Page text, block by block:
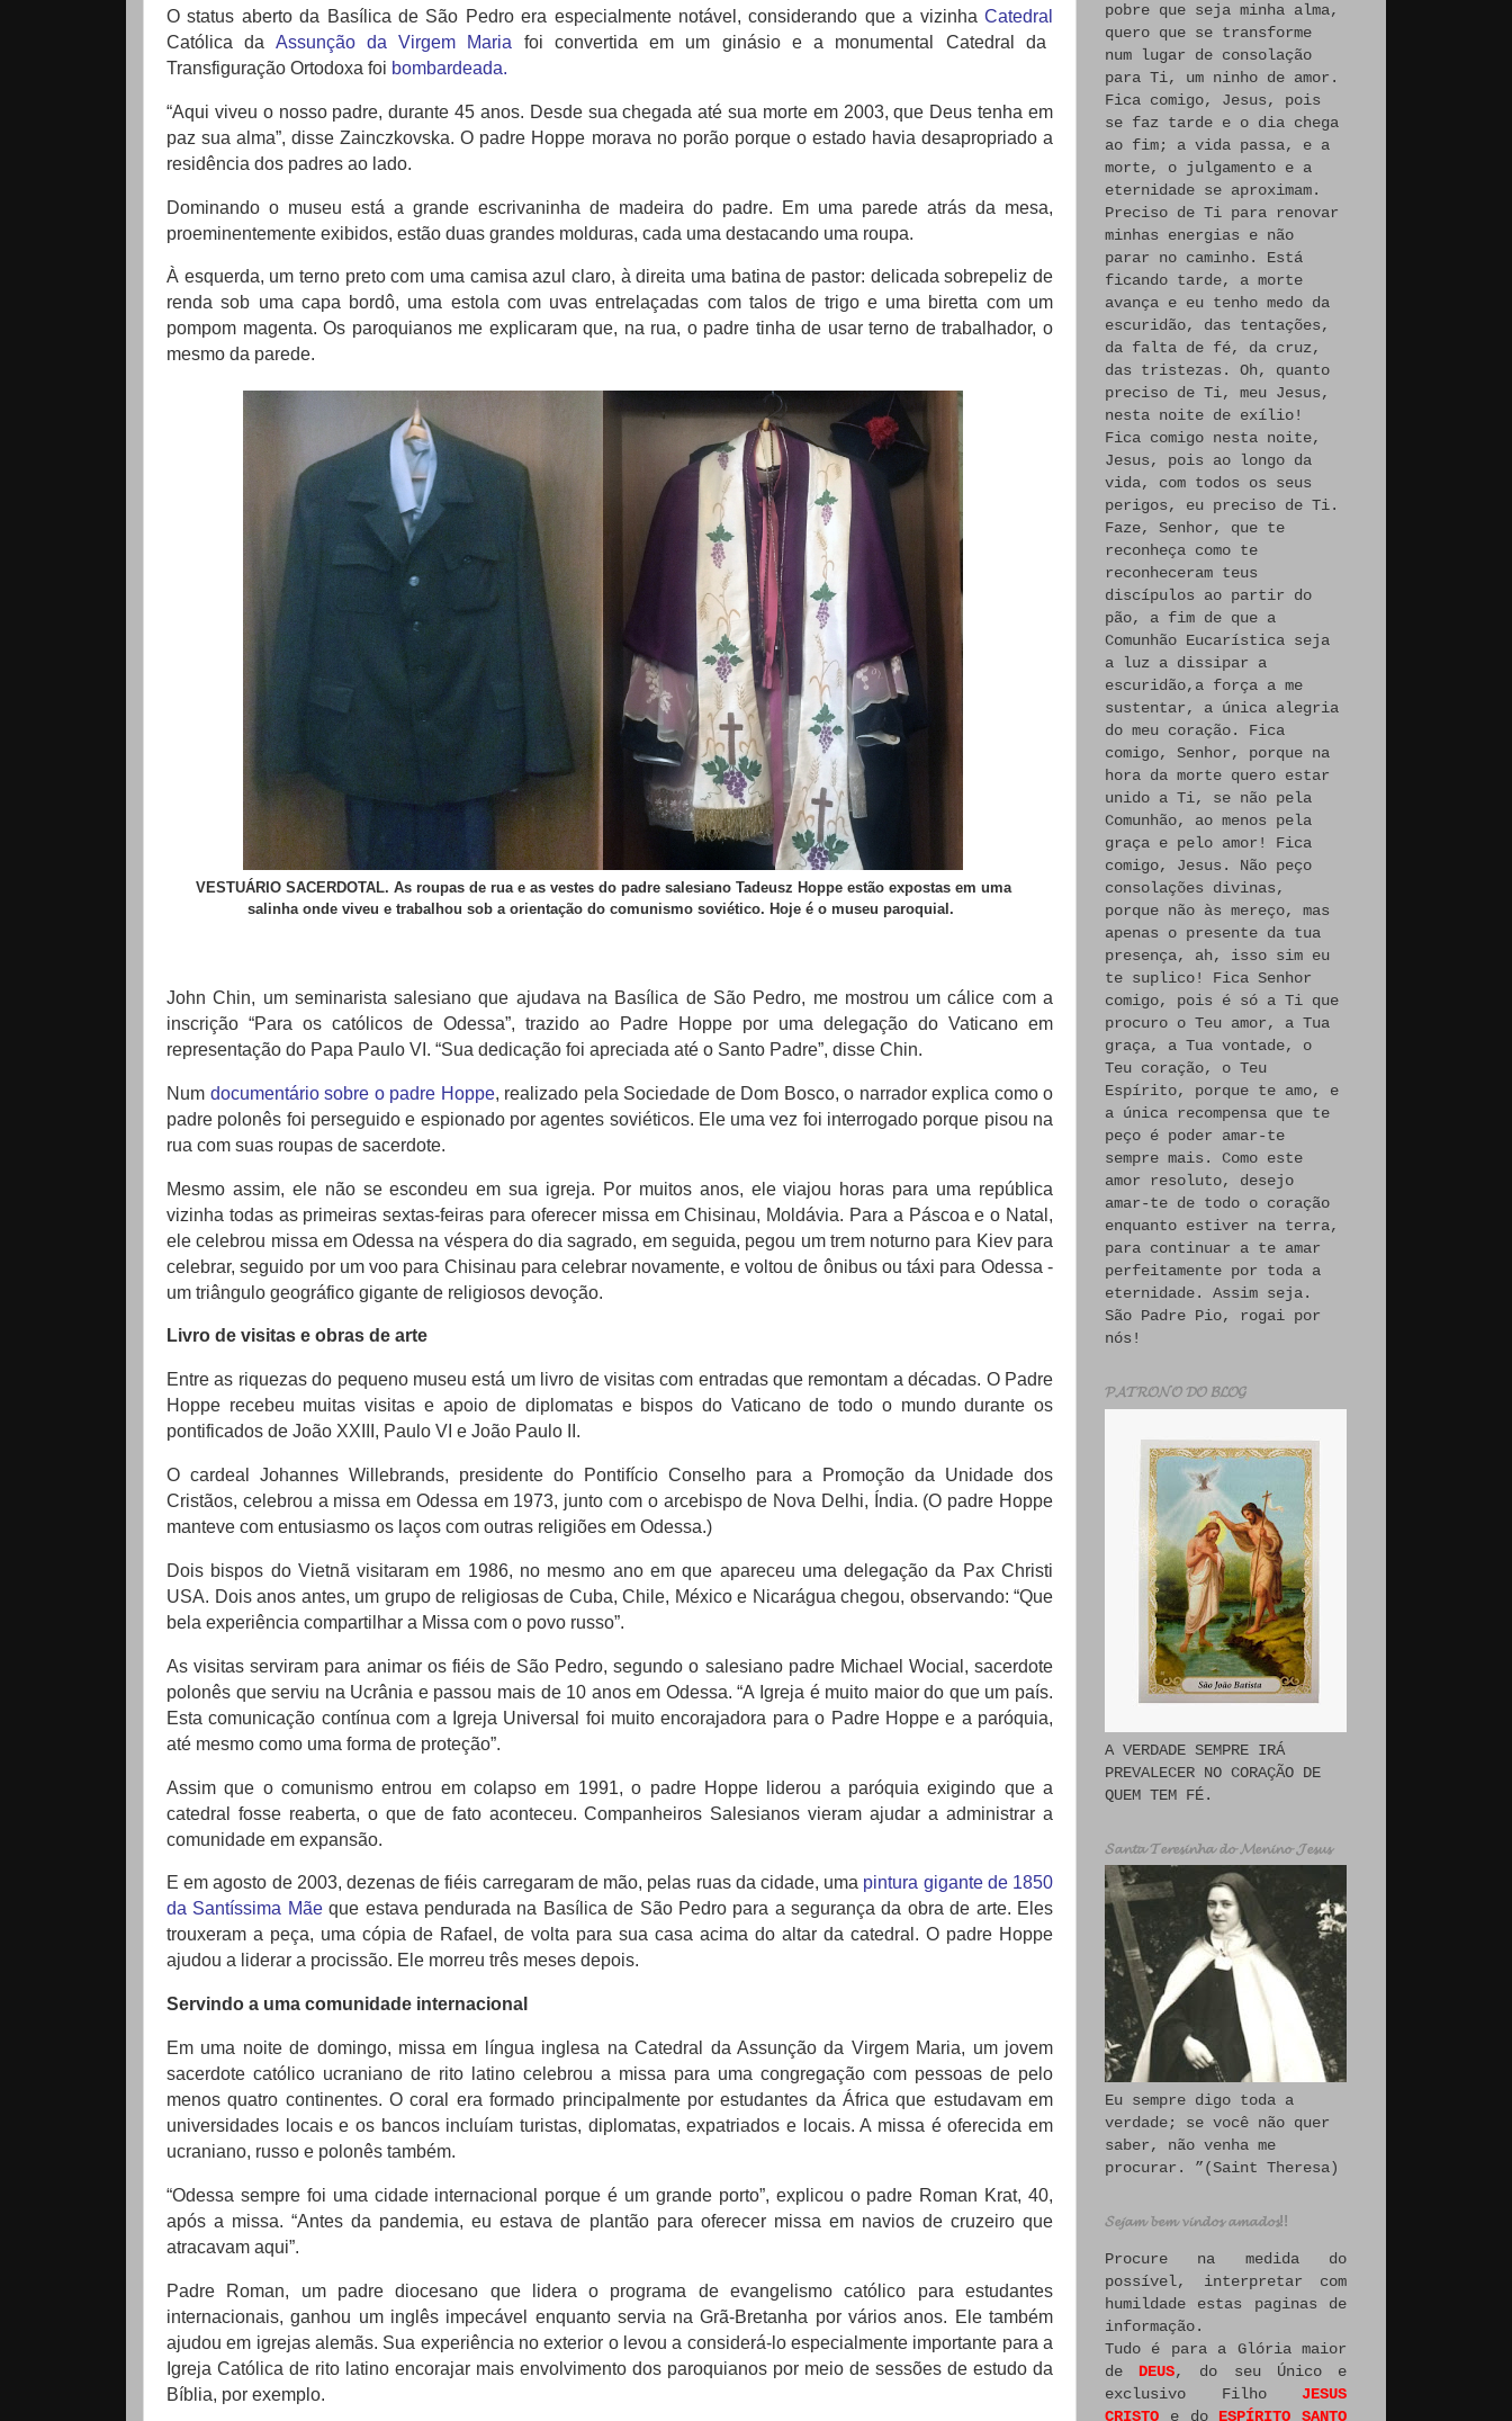
O status aberto da Basílica de São Pedro era especialmente notável, considerando que a vizinha Catedral
Católica da Assunção da Virgem Maria foi convertida em um ginásio e a monumental Catedral da
Transfiguração Ortodoxa foi bombardeada.
“Aqui viveu o nosso padre, durante 45 anos. Desde sua chegada até sua morte em 2003, que Deus tenha em
paz sua alma”, disse Zainczkovska.O padre Hoppe morava no porão porque o estado havia desapropriado a
residência dos padres ao lado.
Dominando o museu está a grande escrivaninha de madeira do padre.
Em uma parede atrás da mesa,
proeminentemente exibidos, estão duas grandes molduras, cada uma destacando uma roupa.
À esquerda, um terno preto com uma camisa azul claro, à direita uma batina de pastor: delicada sobrepeliz de
renda sob uma capa bordô, uma estola com uvas entrelaçadas com talos de trigo e uma biretta com um
pompom magenta.Os paroquianos me explicaram que, na rua, o padre tinha de usar terno de trabalhador, o
mesmo da parede.
VESTUÁRIO SACERDOTAL. As roupas de rua e as vestes do padre salesiano Tadeusz Hoppe estão expostas em uma
salinha onde viveu e trabalhou sob a orientação do comunismo soviético. Hoje é o museu paroquial.
John Chin, um seminarista salesiano que ajudava na Basílica de São Pedro, me mostrou um cálice com a
inscrição “Para os católicos de Odessa”, trazido ao Padre Hoppe por uma delegação do Vaticano em
representação do Papa Paulo VI. “Sua dedicação foi apreciada até o Santo Padre”, disse Chin.
Num documentário sobre o padre Hoppe, realizado pela Sociedade de Dom Bosco, o narrador explica como o
padre polonês foi perseguido e espionado por agentes soviéticos. Ele uma vez foi interrogado porque pisou na
rua com suas roupas de sacerdote.
Mesmo assim, ele não se escondeu em sua igreja. Por muitos anos, ele viajou horas para uma república
vizinha todas as primeiras sextas-feiras para oferecer missa em Chisinau, Moldávia. Para a Páscoa e o Natal,
ele celebrou missa em Odessa na véspera do dia sagrado, em seguida, pegou um trem noturno para Kiev para
celebrar, seguido por um voo para Chisinau para celebrar novamente, e voltou de ônibus ou táxi para Odessa -
um triângulo geográfico gigante de religiosos devoção.
Livro de visitas e obras de arte
Entre as riquezas do pequeno museu está um livro de visitas com entradas que remontam a décadas. O Padre
Hoppe recebeu muitas visitas e apoio de diplomatas e bispos do Vaticano de todo o mundo durante os
pontificados de João XXIII, Paulo VI e João Paulo II.
O cardeal Johannes Willebrands, presidente do Pontifício Conselho para a Promoção da Unidade dos
Cristãos, celebrou a missa em Odessa em 1973, junto com o arcebispo de Nova Delhi, Índia. (O padre Hoppe
manteve com entusiasmo os laços com outras religiões em Odessa.)
Dois bispos do Vietnã visitaram em 1986, no mesmo ano em que apareceu uma delegação da Pax Christi
USA. Dois anos antes, um grupo de religiosas de Cuba, Chile, México e Nicarágua chegou, observando: “Que
bela experiência compartilhar a Missa com o povo russo”.
As visitas serviram para animar os fiéis de São Pedro, segundo o salesiano padre Michael Wocial, sacerdote
polonês que serviu na Ucrânia e passou mais de 10 anos em Odessa.“A Igreja é muito maior do que um país.
Esta comunicação contínua com a Igreja Universal foi muito encorajadora para o Padre Hoppe e a paróquia,
até mesmo como uma forma de proteção”.
Assim que o comunismo entrou em colapso em 1991, o padre Hoppe liderou a paróquia exigindo que a
catedral fosse reaberta, o que de fato aconteceu.Companheiros Salesianos vieram ajudar a administrar a
comunidade em expansão.
E em agosto de 2003, dezenas de fiéis carregaram de mão, pelas ruas da cidade, uma pintura gigante de 1850
da Santíssima Mãeque estava pendurada na Basílica de São Pedro para a segurança da obra de arte. Eles
trouxeram a peça, uma cópia de Rafael, de volta para sua casa acima do altar da catedral. O padre Hoppe
ajudou a liderar a procissão. Ele morreu três meses depois.
Servindo a uma comunidade internacional
Em uma noite de domingo, missa em língua inglesa na Catedral da Assunção da Virgem Maria, um jovem
sacerdote católico ucraniano de rito latino celebrou a missa para uma congregação com pessoas de pelo
menos quatro continentes.O coral era formado principalmente por estudantes da África que estudavam em
universidades locais e os bancos incluíam turistas, diplomatas, expatriados e locais.A missa é oferecida em
ucraniano, russo e polonês também.
“Odessa sempre foi uma cidade internacional porque é um grande porto”, explicou o padre Roman Krat, 40,
após a missa. “Antes da pandemia, eu estava de plantão para oferecer missa em navios de cruzeiro que
atracavam aqui”.
Padre Roman, um padre diocesano que lidera o programa de evangelismo católico para estudantes
internacionais, ganhou um inglês impecável enquanto servia na Grã-Bretanha por vários anos. Ele também
ajudou em igrejas alemãs. Sua experiência no exterior o levou a considerá-lo especialmente importante para a
Igreja Católica de rito latino encorajar mais envolvimento dos paroquianos por meio de sessões de estudo da
Bíblia, por exemplo.
pobre que seja minha alma,
quero que se transforme
num lugar de consolação
para Ti, um ninho de amor.
Fica comigo, Jesus, pois
se faz tarde e o dia chega
ao fim; a vida passa, e a
morte, o julgamento e a
eternidade se aproximam.
Preciso de Ti para renovar
minhas energias e não
parar no caminho. Está
ficando tarde, a morte
avança e eu tenho medo da
escuridão, das tentações,
da falta de fé, da cruz,
das tristezas. Oh, quanto
preciso de Ti, meu Jesus,
nesta noite de exílio!
Fica comigo nesta noite,
Jesus, pois ao longo da
vida, com todos os seus
perigos, eu preciso de Ti.
Faze, Senhor, que te
reconheça como te
reconheceram teus
discípulos ao partir do
pão, a fim de que a
Comunhão Eucarística seja
a luz a dissipar a
escuridão,a força a me
sustentar, a única alegria
do meu coração. Fica
comigo, Senhor, porque na
hora da morte quero estar
unido a Ti, se não pela
Comunhão, ao menos pela
graça e pelo amor! Fica
comigo, Jesus. Não peço
consolações divinas,
porque não às mereço, mas
apenas o presente da tua
presença, ah, isso sim eu
te suplico! Fica Senhor
comigo, pois é só a Ti que
procuro o Teu amor, a Tua
graça, a Tua vontade, o
Teu coração, o Teu
Espírito, porque te amo, e
a única recompensa que te
peço é poder amar-te
sempre mais. Como este
amor resoluto, desejo
amar-te de todo o coração
enquanto estiver na terra,
para continuar a te amar
perfeitamente por toda a
eternidade. Assim seja.
São Padre Pio, rogai por
nós!
𝓟𝓐𝓣𝓡𝓞𝓝𝓞 𝓓𝓞 𝓑𝓛𝓞𝓖
A VERDADE SEMPRE IRÁ
PREVALECER NO CORAÇÃO DE
QUEM TEM FÉ.
𝓢𝓪𝓷𝓽𝓪 𝓣𝓮𝓻𝓮𝓼𝓲𝓷𝓱𝓪 𝓭𝓸 𝓜𝓮𝓷𝓲𝓷𝓸 𝓙𝓮𝓼𝓾𝓼
Eu sempre digo toda a
verdade; se você não quer
saber, não venha me
procurar. ”(Saint Theresa)
𝓢𝓮𝓳𝓪𝓶 𝓫𝓮𝓶 𝓿𝓲𝓷𝓭𝓸𝓼 𝓪𝓶𝓪𝓭𝓸𝓼!!
Procure na medida do
possível, interpretar com
humildade estas paginas de
informação.
Tudo é para a Glória maior
de DEUS, do seu Único e
exclusivo Filho JESUS
CRISTO e do ESPÍRITO SANTO